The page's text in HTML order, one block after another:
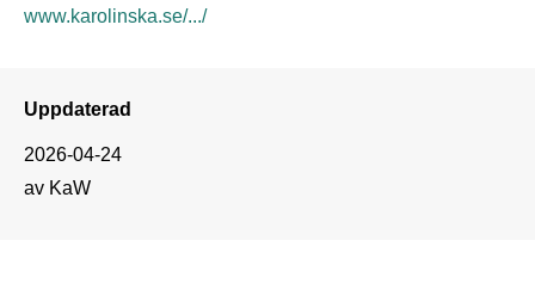
www.karolinska.se/.../
Uppdaterad
2026-04-24
av KaW